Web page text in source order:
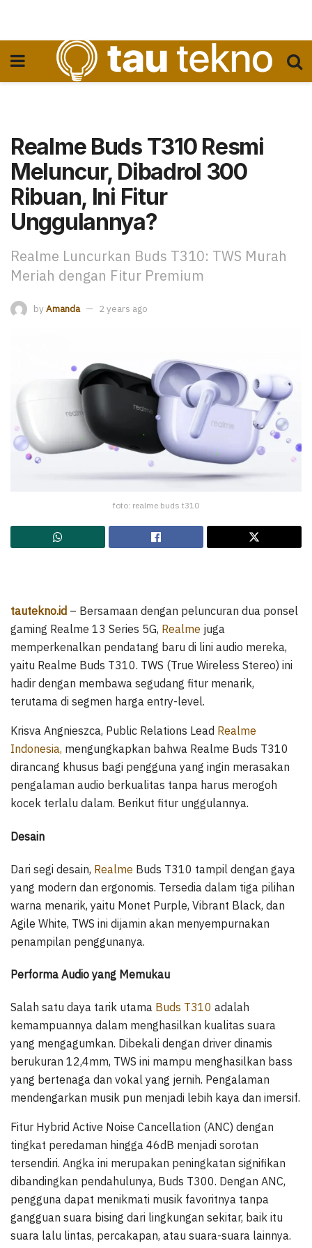
Realme Buds T310 Resmi
Meluncur, Dibadrol 300
Ribuan, Ini Fitur
Unggulannya?
Realme Luncurkan Buds T310: TWS Murah
Meriah dengan Fitur Premium
by Amanda 2 years ago
foto: realme buds t310
tautekno.id – Bersamaan dengan peluncuran dua ponsel
gaming Realme 13 Series 5G, Realme juga
memperkenalkan pendatang baru di lini audio mereka,
yaitu Realme Buds T310. TWS (True Wireless Stereo) ini
hadir dengan membawa segudang fitur menarik,
terutama di segmen harga entry-level.
Krisva Angnieszca, Public Relations Lead Realme
Indonesia, mengungkapkan bahwa Realme Buds T310
dirancang khusus bagi pengguna yang ingin merasakan
pengalaman audio berkualitas tanpa harus merogoh
kocek terlalu dalam. Berikut fitur unggulannya.
Desain
Dari segi desain, Realme Buds T310 tampil dengan gaya
yang modern dan ergonomis. Tersedia dalam tiga pilihan
warna menarik, yaitu Monet Purple, Vibrant Black, dan
Agile White, TWS ini dijamin akan menyempurnakan
penampilan penggunanya.
Performa Audio yang Memukau
Salah satu daya tarik utama Buds T310 adalah
kemampuannya dalam menghasilkan kualitas suara
yang mengagumkan. Dibekali dengan driver dinamis
berukuran 12,4mm, TWS ini mampu menghasilkan bass
yang bertenaga dan vokal yang jernih. Pengalaman
mendengarkan musik pun menjadi lebih kaya dan imersif.
Fitur Hybrid Active Noise Cancellation (ANC) dengan
tingkat peredaman hingga 46dB menjadi sorotan
tersendiri. Angka ini merupakan peningkatan signifikan
dibandingkan pendahulunya, Buds T300. Dengan ANC,
pengguna dapat menikmati musik favoritnya tanpa
gangguan suara bising dari lingkungan sekitar, baik itu
suara lalu lintas, percakapan, atau suara-suara lainnya.